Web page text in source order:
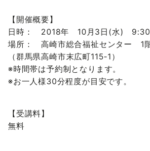
【開催概要】
日時： 2018年 10月3日(水) 9:30
場所： 高崎市総合福祉センター 1
（群馬県高崎市末広町115-1）
※時間帯は予約制となります。
※お一人様30分程度が目安です。
【受講料】
無料